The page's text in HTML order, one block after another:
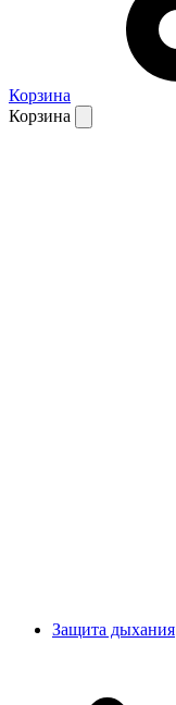
Корзина
Корзина
Защита дыхания